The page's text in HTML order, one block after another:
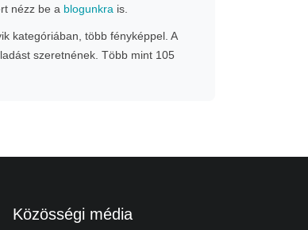
nézz be a blogunkra is.
kategóriában, több fényképpel. A
szeretnének. Több mint 105
Közösségi média